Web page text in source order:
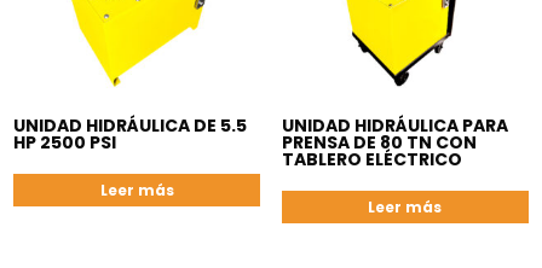
UNIDAD HIDRÁULICA DE 5.5
HP 2500 PSI
Leer más
UNIDAD HIDRÁULICA PARA
PRENSA DE 80 TN CON
TABLERO ELÉCTRICO
Leer más